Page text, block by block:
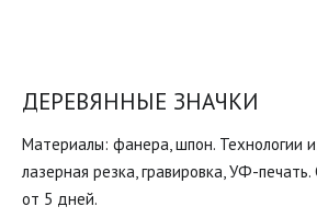
ДЕРЕВЯННЫЕ ЗНАЧКИ
Материалы: фанера, шпон. Технологии
лазерная резка, гравировка, УФ-печать.
от 5 дней.